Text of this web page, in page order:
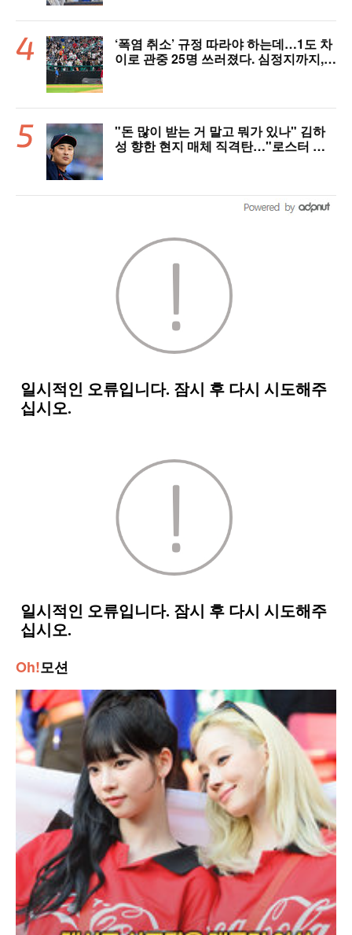
‘폭염 취소’ 규정 따라야 하는데…1도 차
이로 관중 25명 쓰러졌다. 심정지까지,
"돈 많이 받는 거 말고 뭐가 있나" 김하
성 향한 현지 매체 직격탄…"로스터 한
Oh!모션